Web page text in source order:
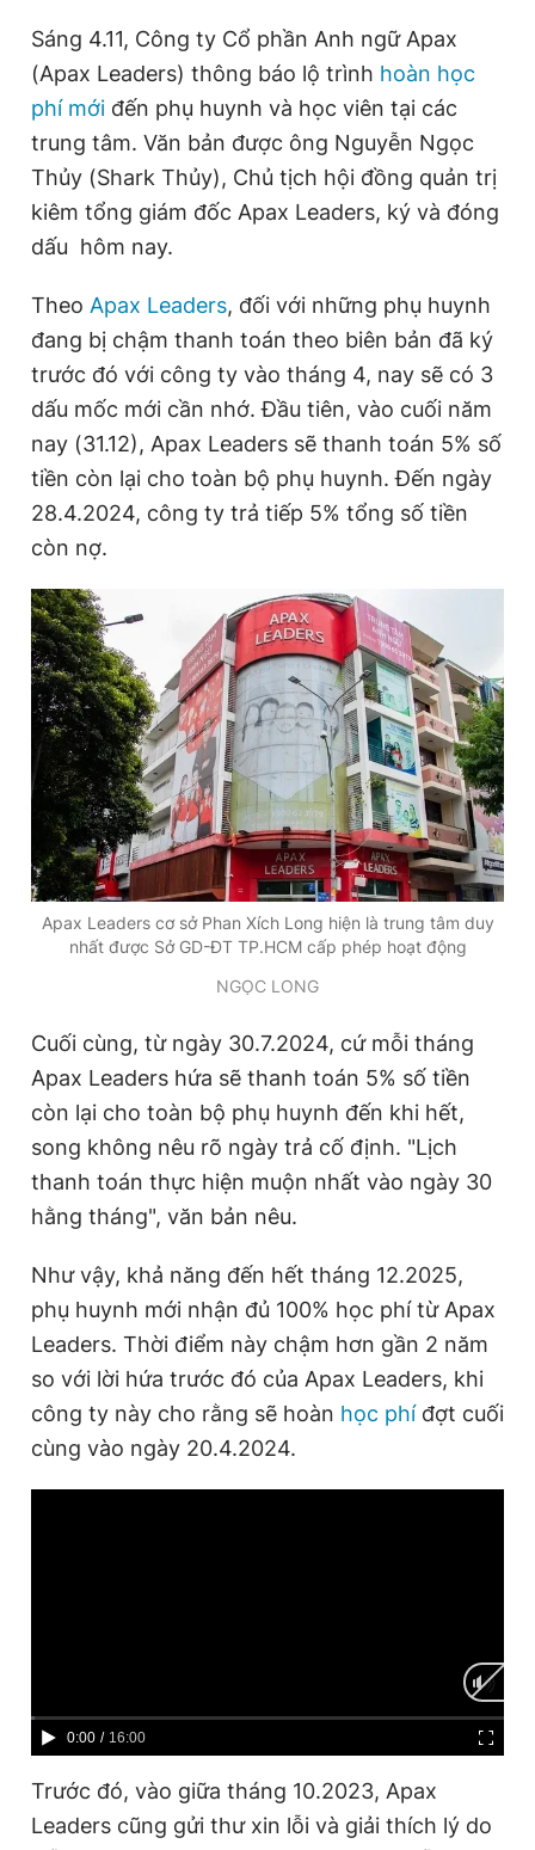
Sản phẩm khác
Tiện ích Bạn cần biết
Thông tin tòa soạn Liên hệ quảng cáo
Đọc Thanh Niên trên điện thoại
Theo dõi báo trên
Hotline
0906 645 777
Đặt báo Quảng cáo RSS Tòa soạn Chính sách bảo
Tổng biên tập: Nguyễn Ngọc Toàn
Phó tổng biên tập thường trực: Hải Thành
Phó tổng biên tập: Lâm Hiếu Dũng
Phó tổng biên tập: Trần Việt Hưng
Tổng thư ký tòa soạn: Đức Trung
Giấy phép xuất bản số 110/GP - BTTTT cấp ngày 24.3.2020
© 2003-2026 Bản quyền thuộc về Báo Thanh Niên. Cấm sao
chép dưới mọi hình thức nếu không có sự chấp thuận bằng văn
bản. Phát triển bởi ePi Technologies, JSC.
Sáng 4.11, Công ty Cổ phần Anh ngữ Apax
(Apax Leaders) thông báo lộ trình hoàn học
phí mới đến phụ huynh và học viên tại các
trung tâm. Văn bản được ông Nguyễn Ngọc
Thủy (Shark Thủy), Chủ tịch hội đồng quản trị
kiêm tổng giám đốc Apax Leaders, ký và đóng
dấu hôm nay.
Theo Apax Leaders, đối với những phụ huynh
đang bị chậm thanh toán theo biên bản đã ký
trước đó với công ty vào tháng 4, nay sẽ có 3
dấu mốc mới cần nhớ. Đầu tiên, vào cuối năm
nay (31.12), Apax Leaders sẽ thanh toán 5% số
tiền còn lại cho toàn bộ phụ huynh. Đến ngày
28.4.2024, công ty trả tiếp 5% tổng số tiền
còn nợ.
Apax Leaders cơ sở Phan Xích Long hiện là trung tâm duy
nhất được Sở GD-ĐT TP.HCM cấp phép hoạt động
NGỌC LONG
Cuối cùng, từ ngày 30.7.2024, cứ mỗi tháng
Apax Leaders hứa sẽ thanh toán 5% số tiền
còn lại cho toàn bộ phụ huynh đến khi hết,
song không nêu rõ ngày trả cố định. "Lịch
thanh toán thực hiện muộn nhất vào ngày 30
hằng tháng", văn bản nêu.
Như vậy, khả năng đến hết tháng 12.2025,
phụ huynh mới nhận đủ 100% học phí từ Apax
Leaders. Thời điểm này chậm hơn gần 2 năm
so với lời hứa trước đó của Apax Leaders, khi
công ty này cho rằng sẽ hoàn học phí đợt cuối
cùng vào ngày 20.4.2024.
C
0:00 / D
16:00
Trước đó, vào giữa tháng 10.2023, Apax
Leaders cũng gửi thư xin lỗi và giải thích lý do